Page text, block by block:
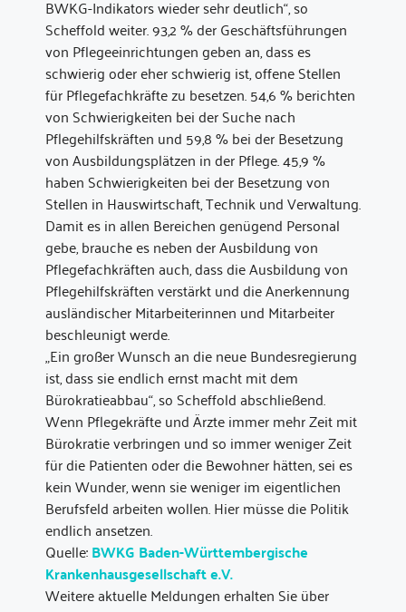
BWKG-Indikators wieder sehr deutlich“, so
Scheffold weiter. 93,2 % der Geschäftsführungen
von Pflegeeinrichtungen geben an, dass es
schwierig oder eher schwierig ist, offene Stellen
für Pflegefachkräfte zu besetzen. 54,6 % berichten
von Schwierigkeiten bei der Suche nach
Pflegehilfskräften und 59,8 % bei der Besetzung
von Ausbildungsplätzen in der Pflege. 45,9 %
haben Schwierigkeiten bei der Besetzung von
Stellen in Hauswirtschaft, Technik und Verwaltung.
Damit es in allen Bereichen genügend Personal
gebe, brauche es neben der Ausbildung von
Pflegefachkräften auch, dass die Ausbildung von
Pflegehilfskräften verstärkt und die Anerkennung
ausländischer Mitarbeiterinnen und Mitarbeiter
beschleunigt werde.
„Ein großer Wunsch an die neue Bundesregierung
ist, dass sie endlich ernst macht mit dem
Bürokratieabbau“, so Scheffold abschließend.
Wenn Pflegekräfte und Ärzte immer mehr Zeit mit
Bürokratie verbringen und so immer weniger Zeit
für die Patienten oder die Bewohner hätten, sei es
kein Wunder, wenn sie weniger im eigentlichen
Berufsfeld arbeiten wollen. Hier müsse die Politik
endlich ansetzen.
Quelle:BWKG Baden-Württembergische
Krankenhausgesellschaft e.V.
Weitere aktuelle Meldungen erhalten Sie über